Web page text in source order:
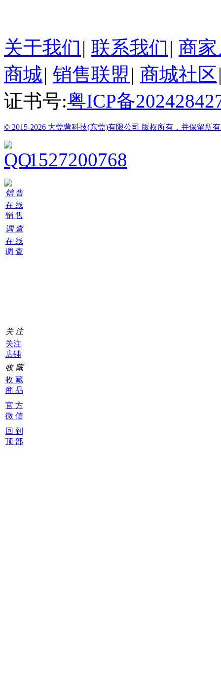
关于我们 | 联系我们 | 商
商城| 销售联盟 | 商城社区
证书号:粤ICP备
© 2015-2026 大莞营科技(东莞)有限公司 版权所有，并保留所
1527200768
销 售
在 线
销 售
调 查
在 线
调 查
关 注
关注
店铺
收 藏
收 藏
商 品
官 方
微 信
回 到
顶 部